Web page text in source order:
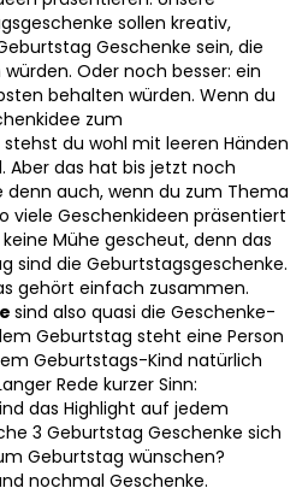
sollen kreativ,
Geschenke sein, die
Oder noch besser: ein
behalten würden. Wenn du
zum
du wohl mit leeren Händen
Aber das hat bis jetzt noch
denn auch, wenn du zum Thema
viele Geschenkideen präsentiert
Mühe gescheut, denn das
sind die Geburtstagsgeschenke.
gehört einfach zusammen.
sind also quasi die Geschenke-
Geburtstag steht eine Person
Geburtstags-Kind natürlich
Rede kurzer Sinn:
das Highlight auf jedem
3 Geburtstag Geschenke sich
Geburtstag wünschen?
nochmal Geschenke.